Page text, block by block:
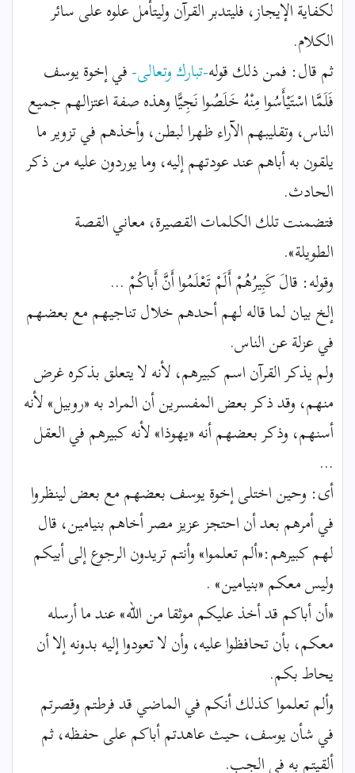
لكفاية الإيجاز، فليتدبر القرآن وليتأمل علوه على سائر
الكلام.
ثم قال: فمن ذلك قوله-تبارك وتعالى-في إخوة يوسف
فَلَمَّا اسْتَيْأَسُوا مِنْهُ خَلَصُوا نَجِيًّا وهذه صفة اعتزالهم جميع
الناس، وتقليبهم الآراء ظهرا لبطن، وأخذهم في تزوير ما
يلقون به أباهم عند عودتهم إليه، وما يوردون عليه من ذكر
الحادث.
فتضمنت تلك الكلمات القصيرة، معاني القصة
الطويلة».
وقوله: قالَ كَبِيرُهُمْ أَلَمْ تَعْلَمُوا أَنَّ أَباكُمْ ...
إلخ بيان لما قاله لهم أحدهم خلال تناجيهم مع بعضهم
في عزلة عن الناس.
ولم يذكر القرآن اسم كبيرهم، لأنه لا يتعلق بذكره غرض
منهم، وقد ذكر بعض المفسرين أن المراد به «روبيل» لأنه
أسنهم، وذكر بعضهم أنه «يهوذا» لأنه كبيرهم في العقل
...
أى: وحين اختلى إخوة يوسف بعضهم مع بعض لينظروا
في أمرهم بعد أن احتجز عزيز مصر أخاهم بنيامين، قال
لهم كبيرهم:«ألم تعلموا» وأنتم تريدون الرجوع إلى أبيكم
وليس معكم «بنيامين» .
«أن أباكم قد أخذ عليكم موثقا من الله» عند ما أرسله
معكم، بأن تحافظوا عليه، وأن لا تعودوا إليه بدونه إلا أن
يحاط بكم.
وألم تعلموا كذلك أنكم في الماضي قد فرطتم وقصرتم
في شأن يوسف، حيث عاهدتم أباكم على حفظه، ثم
ألقيتم به في الجب.